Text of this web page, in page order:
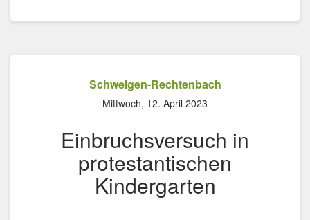
Schweigen-Rechtenbach
Mittwoch, 12. April 2023
Einbruchsversuch in
protestantischen
Kindergarten